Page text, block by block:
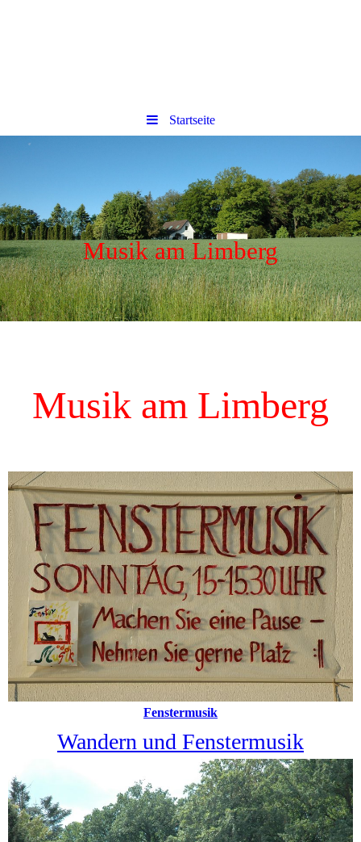
Startseite
Musik am Limberg
Musik am Limberg
Fenstermusik
Wandern und Fenstermusik